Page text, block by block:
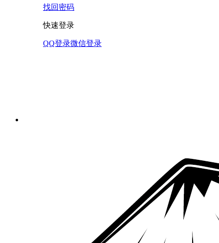
找回密码
快速登录
QQ登录微信登录